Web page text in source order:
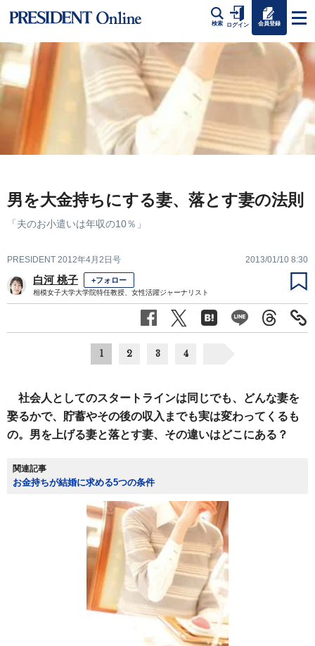
検索 ログイン 会員登録
男を大金持ちにする妻、落とす妻の法則
「夫のお小遣いは年収の10％」
PRESIDENT 2012年4月2日号 2013/01/10 8:30
白河 桃子 +フォロー
相模女子大学大学院特任教授、女性活躍ジャーナリスト
1 2 3 4
社会人としてのスタートラインは同じでも、どんな妻を
娶るかで、貯蓄やその後の収入までも実は変わってくるも
の。男を上げる妻と落とす妻、その違いはどこにある？
関連記事
お金持ちが結婚に求める5つの条件